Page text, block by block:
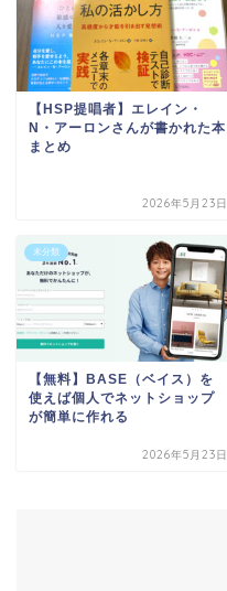
【HSP提唱者】エレイン・
N・アーロンさんが書かれた本
まとめ
2026年5月23日
未分類
【無料】BASE（ベイス）を
使えば個人でネットショップ
が簡単に作れる
2026年5月23日